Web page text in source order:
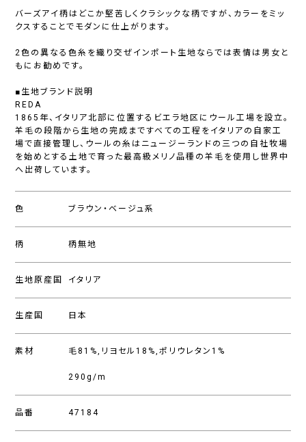
バーズアイ柄はどこか堅苦しくクラシックな柄ですが、カラーをミッ
クスすることでモダンに仕上がります。
2色の異なる色糸を織り交ぜインポート生地ならでは表情は男女と
もにお勧めです。
■生地ブランド説明
REDA
1865年、イタリア北部に位置するビエラ地区にウール工場を設立。
羊毛の段階から生地の完成まですべての工程をイタリアの自家工
場で直接管理し、ウールの糸はニュージーランドの三つの自社牧場
を始めとする土地で育った最高級メリノ品種の羊毛を使用し世界中
へ出荷しています。
色 ブラウン・ベージュ系
柄 柄無地
生地原産国 イタリア
生産国 日本
素材 毛81%,リヨセル18%,ポリウレタン1%
290g/m
品番 47184